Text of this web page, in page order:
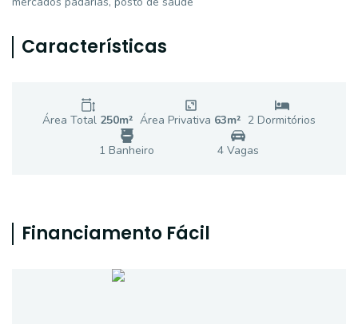
Características
Área Total 250m² Área Privativa 63m² 2 Dormitórios
1 Banheiro 4 Vagas
Financiamento Fácil